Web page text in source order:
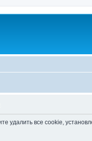
удалить все cookie,